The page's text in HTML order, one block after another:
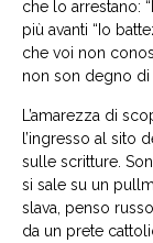
che lo arrestano:
più avanti “Io
che voi non
non son degno di
L’amarezza di
l’ingresso al sito
sulle scritture.
si sale su un
slava, penso
da un prete